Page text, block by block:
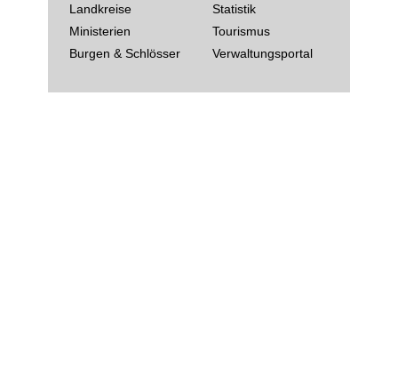
Landkreise
Ministerien
Burgen & Schlösser
Statistik
Tourismus
Verwaltungsportal